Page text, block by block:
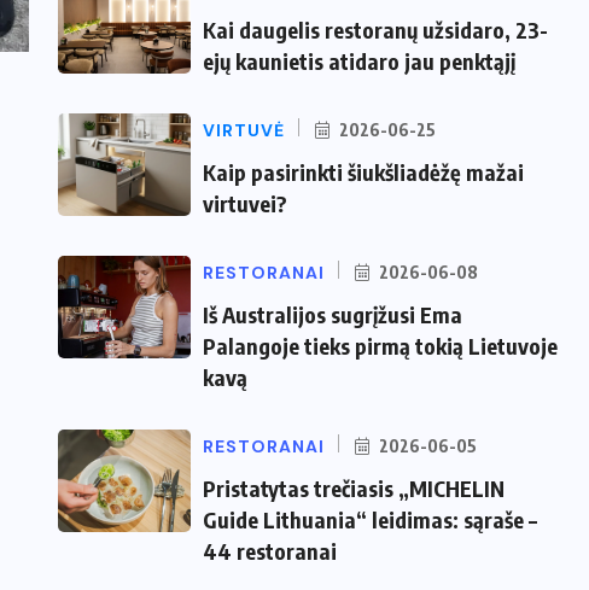
Kai daugelis restoranų užsidaro, 23-
ejų kaunietis atidaro jau penktąjį
VIRTUVĖ 2026-06-25
Kaip pasirinkti šiukšliadėžę mažai
virtuvei?
RESTORANAI 2026-06-08
Iš Australijos sugrįžusi Ema
Palangoje tieks pirmą tokią Lietuvoje
kavą
RESTORANAI 2026-06-05
Pristatytas trečiasis „MICHELIN
Guide Lithuania“ leidimas: sąraše –
44 restoranai